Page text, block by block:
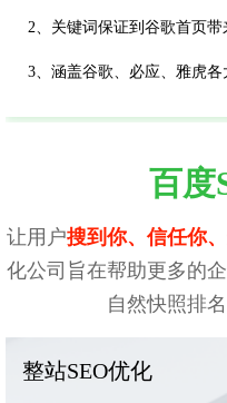
2、关键词保证到谷歌首页
3、涵盖谷歌、必应、雅虎
百度
让用户搜到你、信任你
化公司旨在帮助更多的
自然快照排
整站SEO优化